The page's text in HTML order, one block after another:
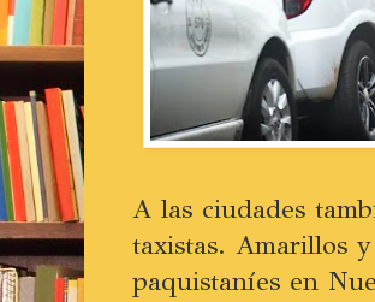
A las ciudades
taxistas. Amarillos
paquistaníes en